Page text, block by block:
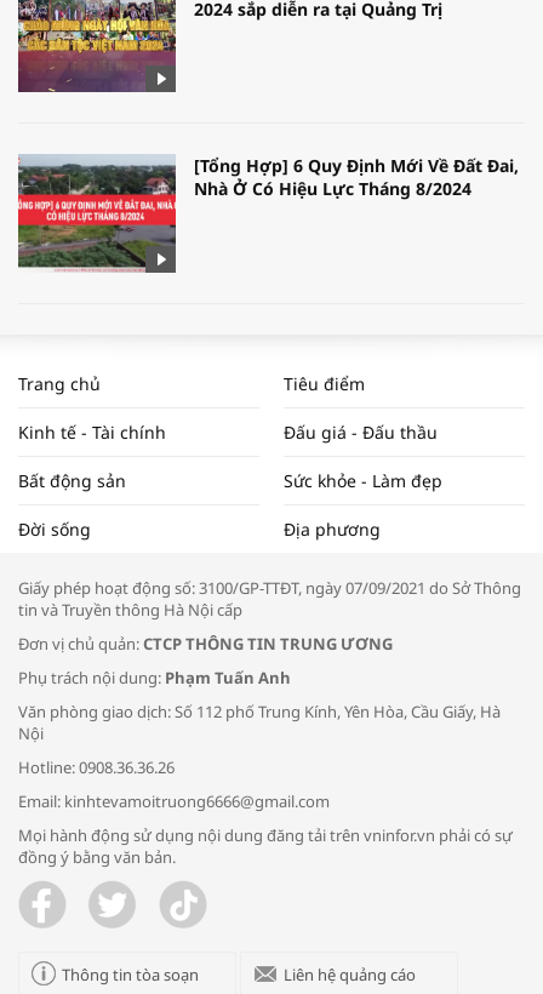
2024 sắp diễn ra tại Quảng Trị
[Tổng Hợp] 6 Quy Định Mới Về Đất Đai,
Nhà Ở Có Hiệu Lực Tháng 8/2024
NAM NĂM 2024 VÀ NĂM 2025 | NHỊP
ĐẬP THỊ TRƯỜNG #62
Tọa đàm “Xúc tiến thương mại: Khơi
Bác sĩ tư vấn cách phòng tránh bệnh
đường hô hấp trong thời tiết giao mùa
Trao yêu thương cho em
Trang chủ Tiêu điểm
Kinh tế - Tài chính Đấu giá - Đấu thầu
Bất động sản Sức khỏe - Làm đẹp
Đời sống Địa phương
Giấy phép hoạt động số: 3100/GP-TTĐT, ngày 07/09/2021 do Sở Thông
tin và Truyền thông Hà Nội cấp
Đơn vị chủ quản:CTCP THÔNG TIN TRUNG ƯƠNG
Phụ trách nội dung: Phạm Tuấn Anh
Văn phòng giao dịch: Số 112 phố Trung Kính, Yên Hòa, Cầu Giấy, Hà
Nội
Hotline: 0908.36.36.26
Email: kinhtevamoitruong6666@gmail.com
Mọi hành động sử dụng nội dung đăng tải trên vninfor.vn phải có sự
đồng ý bằng văn bản.
Thông tin tòa soạn Liên hệ quảng cáo